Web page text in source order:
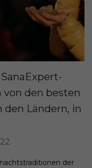
von den besten
Ländern, in
der